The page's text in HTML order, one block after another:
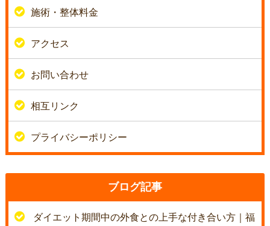
施術・整体料金
アクセス
お問い合わせ
相互リンク
プライバシーポリシー
ブログ記事
ダイエット期間中の外食との上手な付き合い方｜福